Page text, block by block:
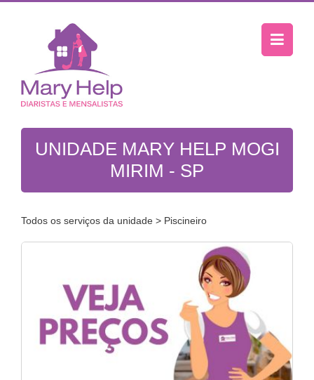
UNIDADE MARY HELP MOGI
MIRIM - SP
Todos os serviços da unidade > Piscineiro